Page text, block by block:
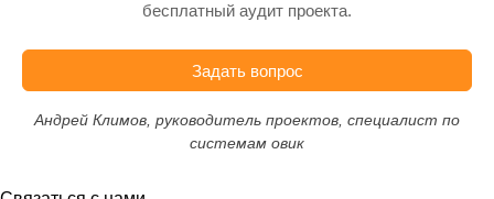
бесплатный аудит проекта.
Задать вопрос
Андрей Климов, руководитель проектов, специалист по
системам овик